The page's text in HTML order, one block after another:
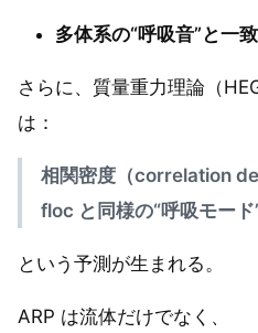
多体系の“呼吸音”と一
さらに、質量重力理論（
は：
相関密度（correlation
floc と同様の“呼吸モー
という予測が生まれる。
ARP は流体だけでなく、